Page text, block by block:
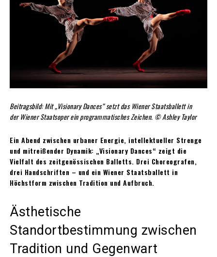
Beitragsbild: Mit „Visionary Dances“ setzt das Wiener Staatsballett in
der Wiener Staatsoper ein programmatisches Zeichen. © Ashley Taylor
Ein Abend zwischen urbaner Energie, intellektueller Strenge
und mitreißender Dynamik: „Visionary Dances“ zeigt die
Vielfalt des zeitgenössischen Balletts. Drei Choreografen,
drei Handschriften – und ein Wiener Staatsballett in
Höchstform zwischen Tradition und Aufbruch.
Ästhetische
Standortbestimmung zwischen
Tradition und Gegenwart